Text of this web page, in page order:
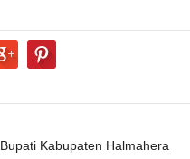
Bupati Kabupaten Halmahera